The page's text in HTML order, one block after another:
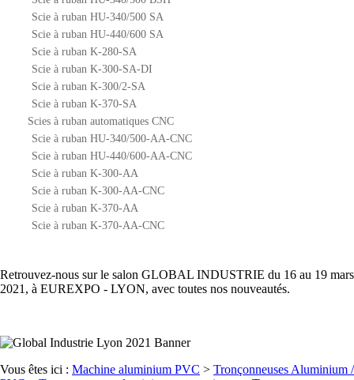
Scie à ruban HU-340/500 SA
Scie à ruban HU-440/600 SA
Scie à ruban K-280-SA
Scie à ruban K-300-SA-DI
Scie à ruban K-300/2-SA
Scie à ruban K-370-SA
Scies à ruban automatiques CNC
Scie à ruban HU-340/500-AA-CNC
Scie à ruban HU-440/600-AA-CNC
Scie à ruban K-300-AA
Scie à ruban K-300-AA-CNC
Scie à ruban K-370-AA
Scie à ruban K-370-AA-CNC
Retrouvez-nous sur le salon GLOBAL INDUSTRIE du 16 au 19 mars
2021, à EUREXPO - LYON, avec toutes nos nouveautés.
Vous êtes ici : Machine aluminium PVC > Tronçonneuses Aluminium /